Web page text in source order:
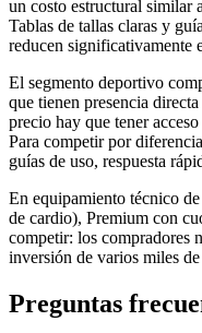
un costo estructural similar
Tablas de tallas claras y
reducen significativamente
El segmento deportivo
que tienen presencia
precio hay que tener
Para competir por
guías de uso, respuesta
En equipamiento técnico
de cardio), Premium con
competir: los compradores
inversión de varios miles de
Preguntas